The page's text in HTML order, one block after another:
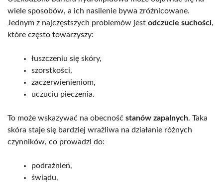
wiele sposobów, a ich nasilenie bywa zróżnicowane.
Jednym z najczęstszych problemów jest odczucie suchości,
które często towarzyszy:
łuszczeniu się skóry,
szorstkości,
zaczerwienieniom,
uczuciu pieczenia.
To może wskazywać na obecność stanów zapalnych. Taka
skóra staje się bardziej wrażliwa na działanie różnych
czynników, co prowadzi do:
podrażnień,
świądu,